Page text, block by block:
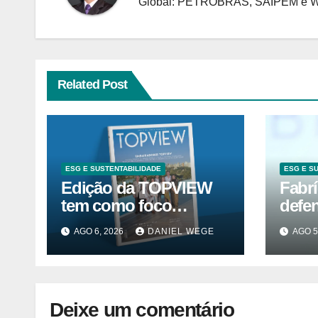
Related Post
ESG E SUSTENTABILIDADE
Edição da TOPVIEW
tem como foco
inovação, educação e
ESGAGO 6, 2026 DANIEL WEGE
ESG E
daAGO
Deixe um comentário